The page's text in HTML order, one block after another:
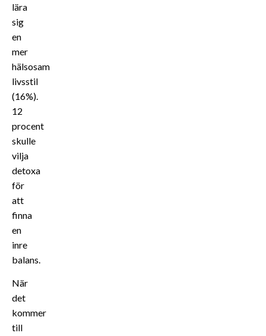
lära
sig
en
mer
hälsosam
livsstil
(16%).
12
procent
skulle
vilja
detoxa
för
att
finna
en
inre
balans.
När
det
kommer
till